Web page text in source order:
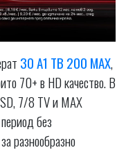
30 A1 ТВ 200 MAX,
70+ в HD качество. В
7/8 TV и MAX
без
разнообразно